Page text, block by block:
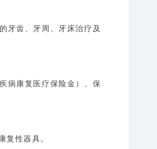
牙齿、牙周、牙床治疗及
病康复医疗保险金）、保
性器具。